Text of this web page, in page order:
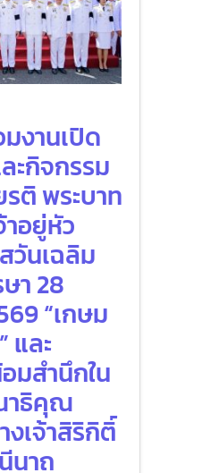
มงานเปิด
ะกิจกรรม
รติ พระบาท
าอยู่หัว
วันเฉลิม
า 28
“เกษม
และ
มสำนึกใน
าธิคุณ
งเจ้าสิริกิติ์
นาถ